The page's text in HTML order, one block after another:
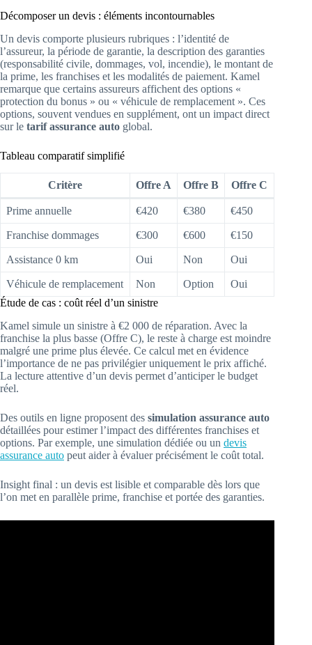
Décomposer un devis : éléments incontournables
Un devis comporte plusieurs rubriques : l’identité de
l’assureur, la période de garantie, la description des garanties
(responsabilité civile, dommages, vol, incendie), le montant de
la prime, les franchises et les modalités de paiement. Kamel
remarque que certains assureurs affichent des options «
protection du bonus » ou « véhicule de remplacement ». Ces
options, souvent vendues en supplément, ont un impact direct
sur le tarif assurance auto global.
Tableau comparatif simplifié
Critère Offre A Offre B Offre C
Prime annuelle €420 €380 €450
Franchise dommages €300 €600 €150
Assistance 0 km Oui Non Oui
Véhicule de remplacement Non Option
Oui
Étude de cas : coût réel d’un sinistre
Kamel simule un sinistre à €2 000 de réparation. Avec la
franchise la plus basse (Offre C), le reste à charge est moindre
malgré une prime plus élevée. Ce calcul met en évidence
l’importance de ne pas privilégier uniquement le prix affiché.
La lecture attentive d’un devis permet d’anticiper le budget
réel.
Des outils en ligne proposent des simulation assurance auto
détaillées pour estimer l’impact des différentes franchises et
options. Par exemple, une simulation dédiée ou un devis
assurance auto peut aider à évaluer précisément le coût total.
Insight final : un devis est lisible et comparable dès lors que
l’on met en parallèle prime, franchise et portée des garanties.